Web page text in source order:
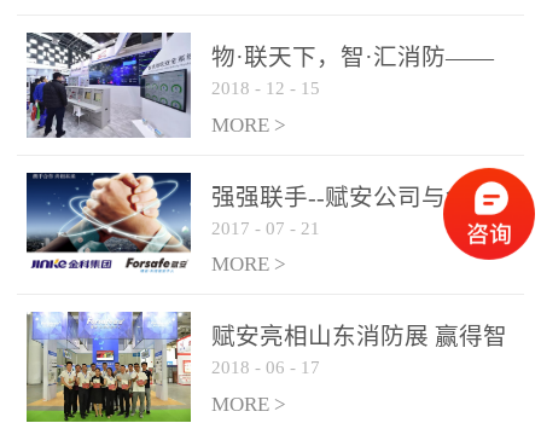
力和闲难，同时也将造成
巨大的经济损失和社会影
响，基至还会造成人员伤
亡。图像型火灾探测器正
是针对这种高大空间建筑
物的消防设施、设备通过
现场图像的实时获取、预
处理和特征提取分析，实
现火焰的跟踪和识别。能
更早的进行预警，达到早
报早防的效果。 系统构
成示意图： 图像型火灾
物·联天下，智·汇消防——
赋安F&S 2018上海消防展圆
满落幕
2018 - 12 - 15
MORE >
强强联手--赋安公司与金科
集团达成战略合作协议
2017 - 07 - 21
MORE >
赋安亮相山东消防展 赢得智
慧消防新荣耀
2018 - 06 - 17
MORE >